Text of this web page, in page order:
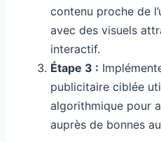
contenu proche de
avec des visuels
interactif.
Étape 3 :
publicitaire ciblée
algorithmique pour
auprès de bonnes